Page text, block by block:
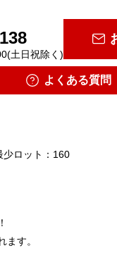
土日祝除く)
よくある質問
少ロット：160
ます。